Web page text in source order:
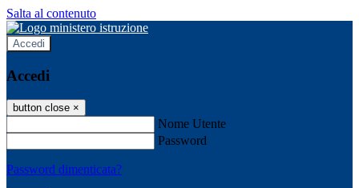
Salta al contenuto
Accedi
Accedi
button close ×
Nome Utente
Password
Password dimenticata?